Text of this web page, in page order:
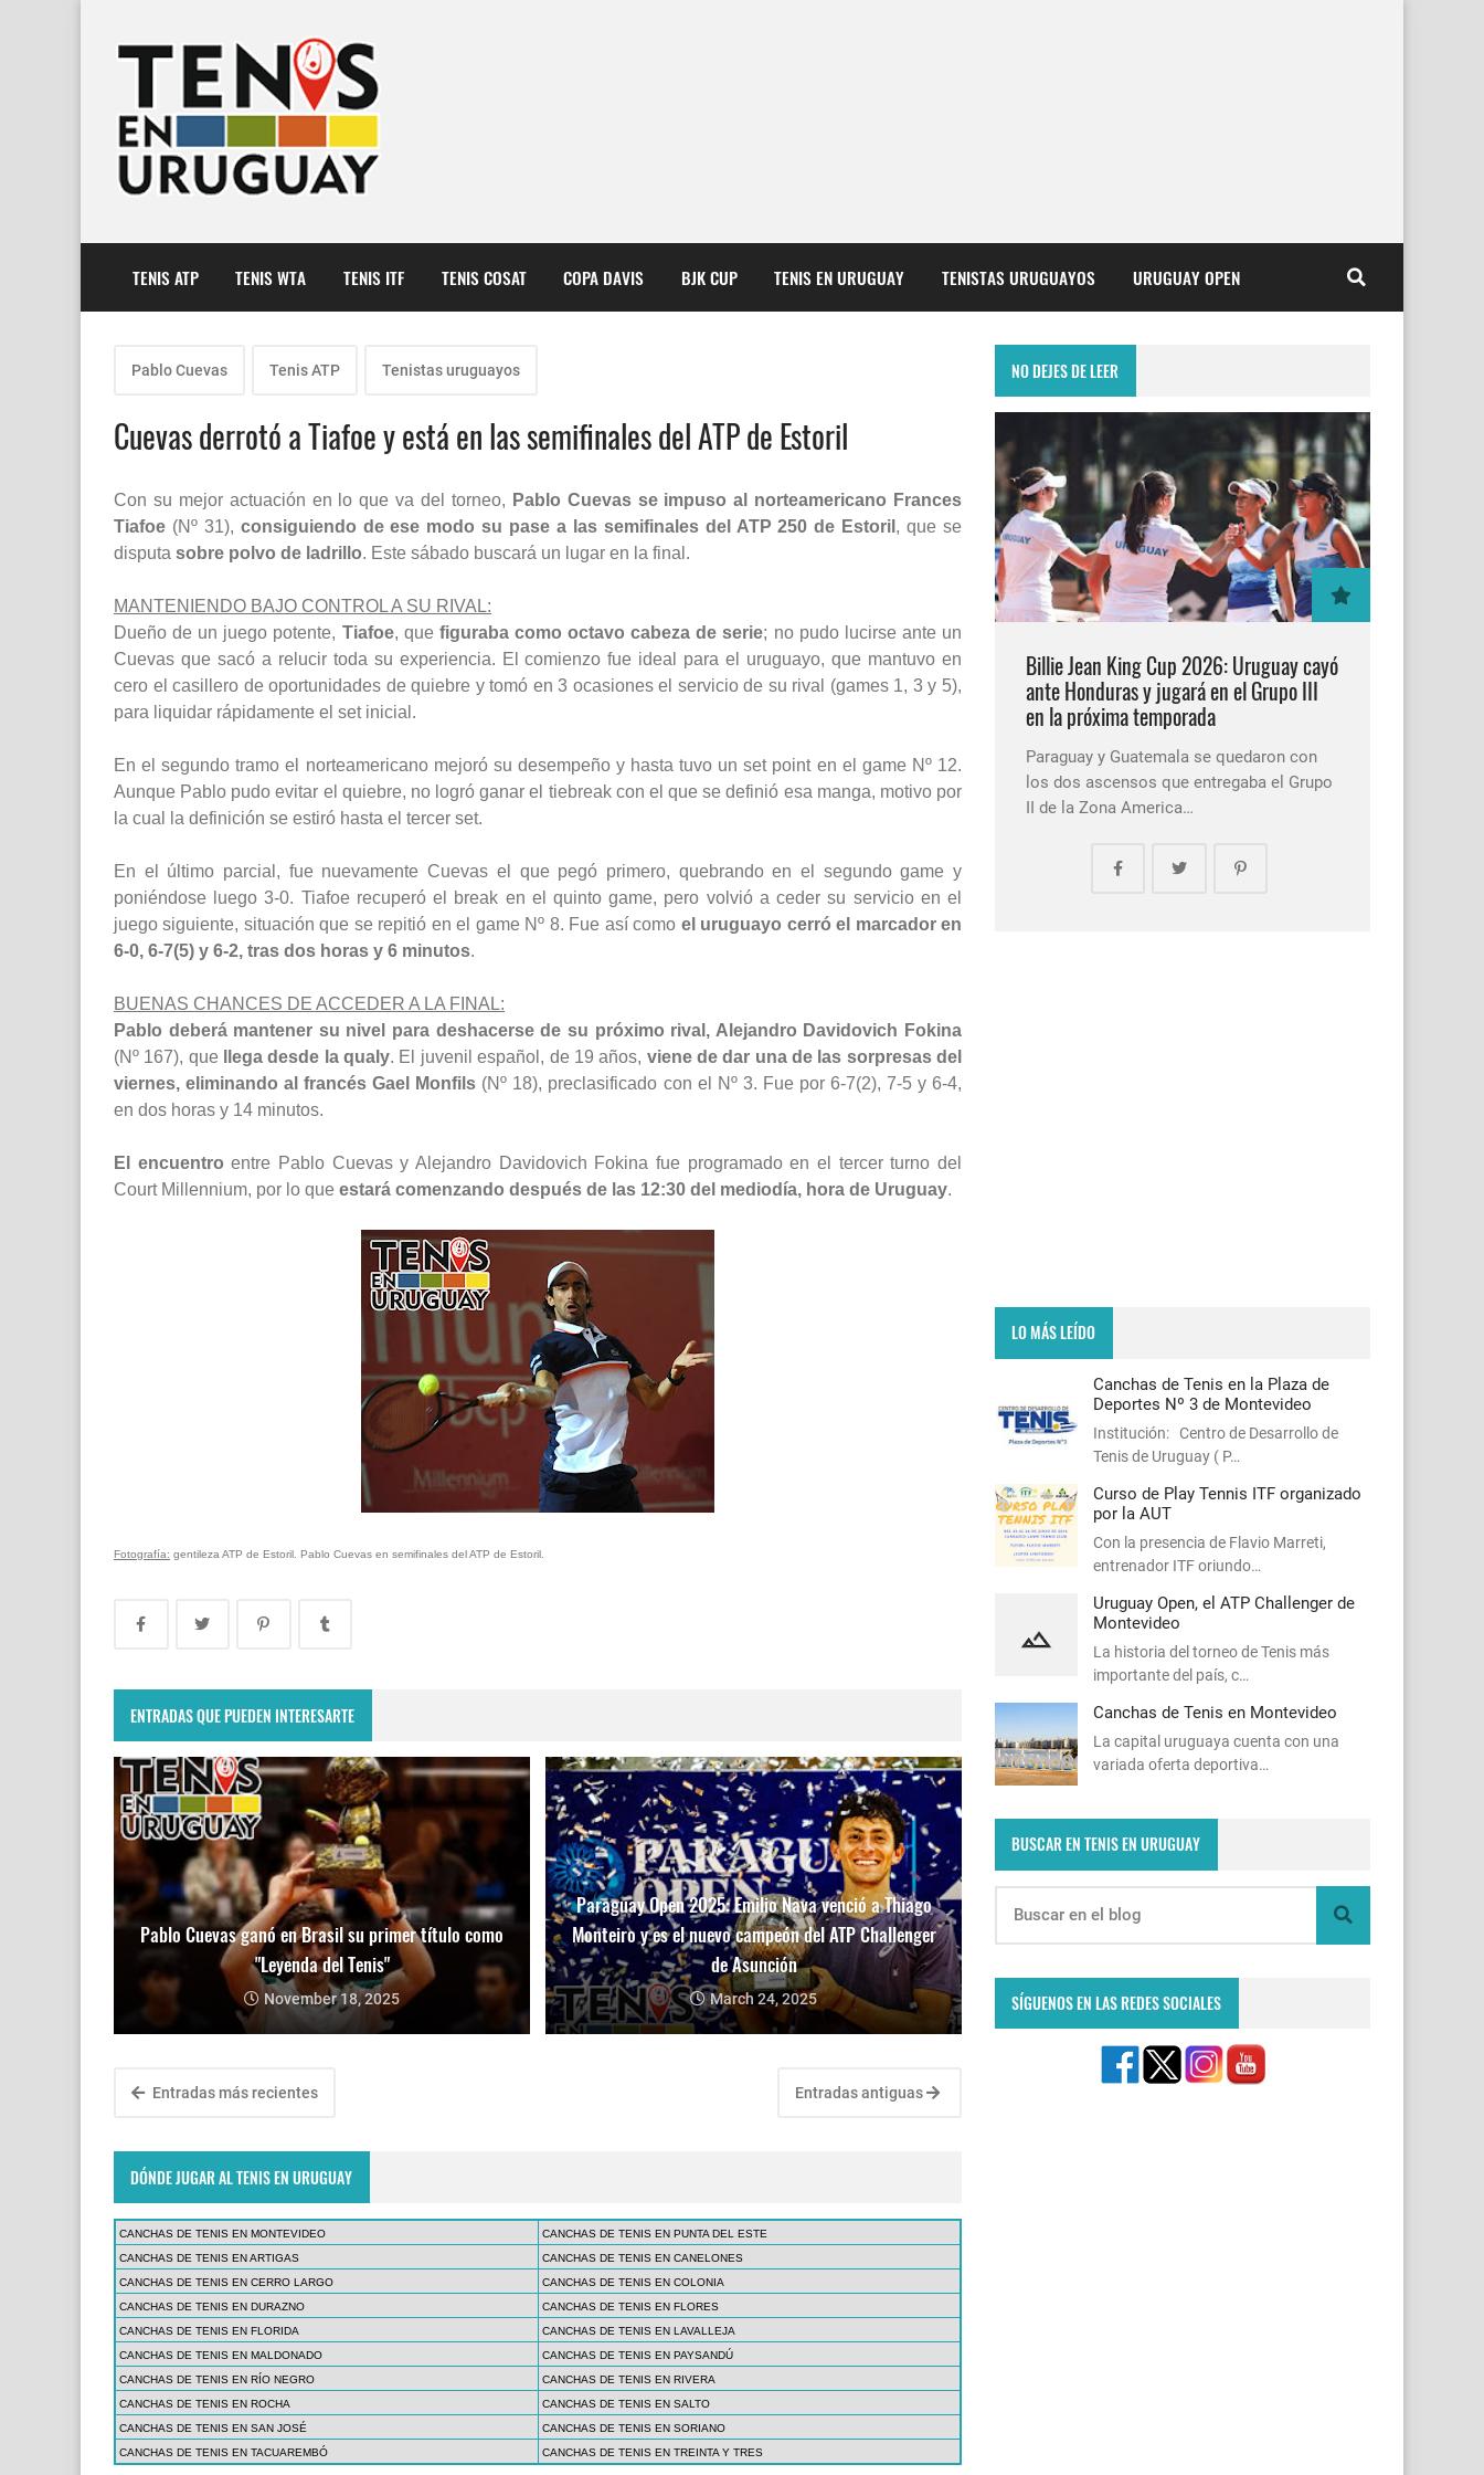
TENIS ATP TENIS WTA TENIS ITF TENIS COSAT COPA DAVIS BJK CUP TENIS EN URUGUAY TENISTAS URUGUAYOS URUGUAY OPEN
Pablo Cuevas Tenis ATP Tenistas uruguayos
Cuevas derrotó a Tiafoe y está en las semifinales del ATP de Estoril
Con su mejor actuación en lo que va del torneo, Pablo Cuevas se impuso al norteamericano Frances
Tiafoe (Nº 31), consiguiendo de ese modo su pase a las semifinales del ATP 250 de Estoril , que se
disputa sobre polvo de ladrillo. Este sábado buscará un lugar en la final.
MANTENIENDO BAJO CONTROL A SU RIVAL:
Dueño de un juego potente, Tiafoe, que figuraba como octavo cabeza de serie; no pudo lucirse ante un
Cuevas que sacó a relucir toda su experiencia. El comienzo fue ideal para el uruguayo, que mantuvo en
cero el casillero de oportunidades de quiebre y tomó en 3 ocasiones el servicio de su rival (games 1, 3 y 5),
para liquidar rápidamente el set inicial.
En el segundo tramo el norteamericano mejoró su desempeño y hasta tuvo un set point en el game Nº 12.
Aunque Pablo pudo evitar el quiebre, no logró ganar el tiebreak con el que se definió esa manga, motivo por
la cual la definición se estiró hasta el tercer set.
En el último parcial, fue nuevamente Cuevas el que pegó primero, quebrando en el segundo game y
poniéndose luego 3-0. Tiafoe recuperó el break en el quinto game, pero volvió a ceder su servicio en el
juego siguiente, situación que se repitió en el game Nº 8. Fue así como el uruguayo cerró el marcador en
6-0, 6-7(5) y 6-2, tras dos horas y 6 minutos.
BUENAS CHANCES DE ACCEDER A LA FINAL:
Pablo deberá mantener su nivel para deshacerse de su próximo rival, Alejandro Davidovich Fokina
(Nº 167), que
llega desde la qualy. El juvenil español, de 19 años, viene de dar una de las sorpresas del
viernes, eliminando al francés Gael Monfils (Nº 18), preclasificado con el Nº 3. Fue por 6-7(2), 7-5 y 6-4,
en dos horas y 14 minutos.
El encuentro entre Pablo Cuevas y Alejandro Davidovich Fokina fue programado en el tercer turno del
Court Millennium, por lo que estará comenzando después de las 12:30 del mediodía, hora de Uruguay.
Fotografía: gentileza ATP de Estoril. Pablo Cuevas en semifinales del ATP de Estoril.
ENTRADAS QUE PUEDEN INTERESARTE
Pablo Cuevas ganó en Brasil su primer título como
"Leyenda del Tenis"
November 18, 2025
Paraguay Open 2025: Emilio Nava venció a Thiago
Monteiro y es el nuevo campeón del ATP Challenger
de Asunción
March 24, 2025
Entradas más recientes Entradas antiguas
DÓNDE JUGAR AL TENIS EN URUGUAY
CANCHAS DE TENIS EN MONTEVIDEO
CANCHAS DE TENIS EN PUNTA DEL ESTE
CANCHAS DE TENIS EN ARTIGAS
CANCHAS DE TENIS EN CANELONES
CANCHAS DE TENIS EN CERRO LARGO
CANCHAS DE TENIS EN COLONIA
CANCHAS DE TENIS EN DURAZNO
CANCHAS DE TENIS EN FLORES
CANCHAS DE TENIS EN FLORIDA
CANCHAS DE TENIS EN LAVALLEJA
CANCHAS DE TENIS EN MALDONADO
CANCHAS DE TENIS EN PAYSANDÚ
CANCHAS DE TENIS EN RÍO NEGRO
CANCHAS DE TENIS EN RIVERA
CANCHAS DE TENIS EN ROCHA
CANCHAS DE TENIS EN SALTO
CANCHAS DE TENIS EN SAN JOSÉ
CANCHAS DE TENIS EN SORIANO
CANCHAS DE TENIS EN TACUAREMBÓ
CANCHAS DE TENIS EN TREINTA Y TRES
NO DEJES DE LEER
Billie Jean King Cup 2026: Uruguay cayó
ante Honduras y jugará en el Grupo III
en la próxima temporada
Paraguay y Guatemala se quedaron con
los dos ascensos que entregaba el Grupo
II de la Zona America…
LO MÁS LEÍDO
Canchas de Tenis en la Plaza de
Deportes Nº 3 de Montevideo
Institución: Centro de Desarrollo de
Tenis de Uruguay ( P…
Curso de Play Tennis ITF organizado
por la AUT
Con la presencia de Flavio Marreti,
entrenador ITF oriundo…
Uruguay Open, el ATP Challenger de
Montevideo
La historia del torneo de Tenis más
importante del país, c…
Canchas de Tenis en Montevideo
La capital uruguaya cuenta con una
variada oferta deportiva…
BUSCAR EN TENIS EN URUGUAY
SÍGUENOS EN LAS REDES SOCIALES